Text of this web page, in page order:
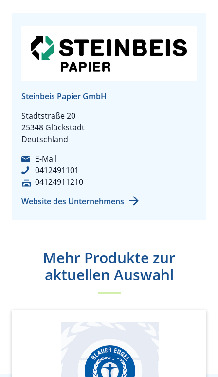
Steinbeis Papier GmbH
Stadtstraße 20
25348 Glückstadt
Deutschland
E-Mail
0412491101
04124911210
Website des Unternehmens
Mehr Produkte zur
aktuellen Auswahl